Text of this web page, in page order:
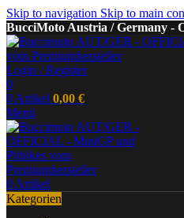
Skip to navigation Skip to main
BucciMoto Austria / Germany
Login / Register
0
0 Artikel 0,00 €
Menü
0 Artikel
Kategorien